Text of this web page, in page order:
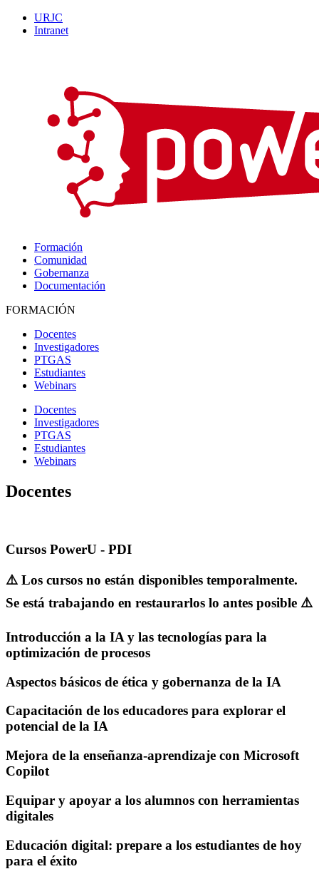
URJC
Intranet
Formación
Comunidad
Gobernanza
Documentación
FORMACIÓN
Docentes
Investigadores
PTGAS
Estudiantes
Webinars
Docentes
Investigadores
PTGAS
Estudiantes
Webinars
Docentes
Cursos PowerU - PDI
⚠️ Los cursos no están disponibles temporalmente.
Se está trabajando en restaurarlos lo antes posible ⚠️
Introducción a la IA y las tecnologías para la
optimización de procesos
Aspectos básicos de ética y gobernanza de la IA
Capacitación de los educadores para explorar el
potencial de la IA
Mejora de la enseñanza-aprendizaje con Microsoft
Copilot
Equipar y apoyar a los alumnos con herramientas
digitales
Educación digital: prepare a los estudiantes de hoy
para el éxito